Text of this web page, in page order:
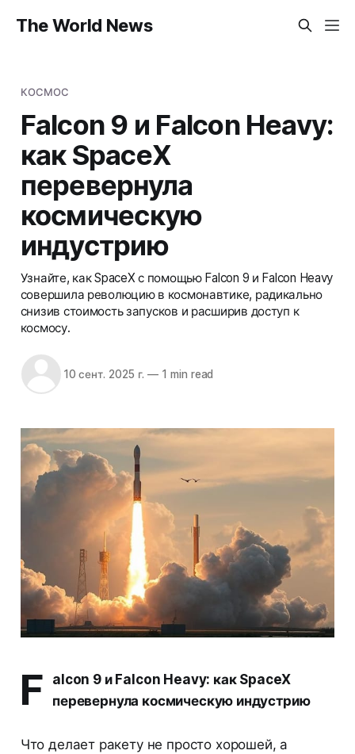
The World News
КОСМОС
Falcon 9 и Falcon Heavy:
как SpaceX
перевернула
космическую
индустрию
Узнайте, как SpaceX с помощью Falcon 9 и Falcon Heavy
совершила революцию в космонавтике, радикально
снизив стоимость запусков и расширив доступ к
космосу.
10 сент. 2025 г. — 1 min read
F
alcon 9 и Falcon Heavy: как SpaceX
перевернула космическую индустрию
Что делает ракету не просто хорошей, а